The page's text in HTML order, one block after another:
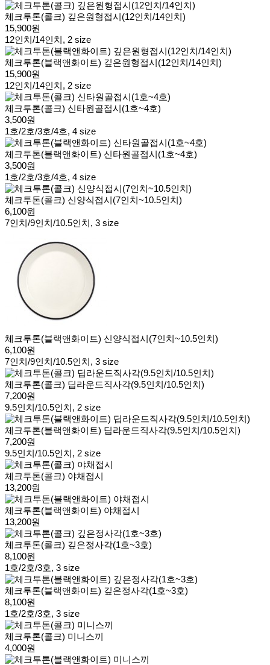
체크투톤(콜크) 깊은원형접시(12인치/14인치)
15,900원
12인치/14인치, 2 size
체크투톤(블랙앤화이트) 깊은원형접시(12인치/14인치)
15,900원
12인치/14인치, 2 size
체크투톤(콜크) 신타원골접시(1호~4호)
3,500원
1호/2호/3호/4호, 4 size
체크투톤(블랙앤화이트) 신타원골접시(1호~4호)
3,500원
1호/2호/3호/4호, 4 size
체크투톤(콜크) 신양식접시(7인치~10.5인치)
6,100원
7인치/9인치/10.5인치, 3 size
체크투톤(블랙앤화이트) 신양식접시(7인치~10.5인치)
6,100원
7인치/9인치/10.5인치, 3 size
체크투톤(콜크) 딥라운드직사각(9.5인치/10.5인치)
7,200원
9.5인치/10.5인치, 2 size
체크투톤(블랙앤화이트) 딥라운드직사각(9.5인치/10.5인치)
7,200원
9.5인치/10.5인치, 2 size
체크투톤(콜크) 야채접시
13,200원
체크투톤(블랙앤화이트) 야채접시
13,200원
체크투톤(콜크) 깊은정사각(1호~3호)
8,100원
1호/2호/3호, 3 size
체크투톤(블랙앤화이트) 깊은정사각(1호~3호)
8,100원
1호/2호/3호, 3 size
체크투톤(콜크) 미니스끼
4,000원